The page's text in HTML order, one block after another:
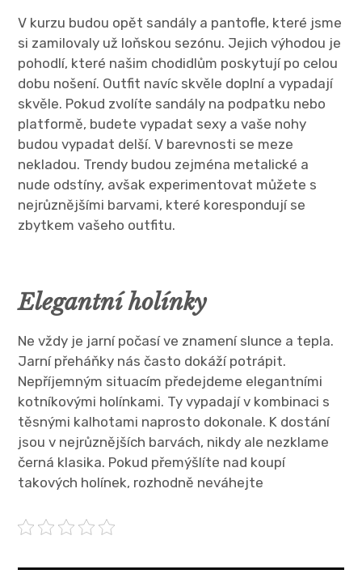
V kurzu budou opět sandály a pantofle, které jsme
si zamilovaly už loňskou sezónu. Jejich výhodou je
pohodlí, které našim chodidlům poskytují po celou
dobu nošení. Outfit navíc skvěle doplní a vypadají
skvěle. Pokud zvolíte sandály na podpatku nebo
platformě, budete vypadat sexy a vaše nohy
budou vypadat delší. V barevnosti se meze
nekladou. Trendy budou zejména metalické a
nude odstíny, avšak experimentovat můžete s
nejrůznějšími barvami, které korespondují se
zbytkem vašeho outfitu.
Elegantní holínky
Ne vždy je jarní počasí ve znamení slunce a tepla.
Jarní přeháňky nás často dokáží potrápit.
Nepříjemným situacím předejdeme elegantními
kotníkovými holínkami. Ty vypadají v kombinaci s
těsnými kalhotami naprosto dokonale. K dostání
jsou v nejrůznějších barvách, nikdy ale nezklame
černá klasika. Pokud přemýšlíte nad koupí
takových holínek, rozhodně neváhejte